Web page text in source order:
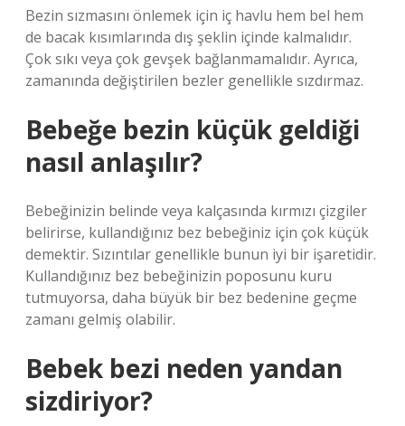
Bezin sızmasını önlemek için iç havlu hem bel hem
de bacak kısımlarında dış şeklin içinde kalmalıdır.
Çok sıkı veya çok gevşek bağlanmamalıdır. Ayrıca,
zamanında değiştirilen bezler genellikle sızdırmaz.
Bebeğe bezin küçük geldiği
nasıl anlaşılır?
Bebeğinizin belinde veya kalçasında kırmızı çizgiler
belirirse, kullandığınız bez bebeğiniz için çok küçük
demektir. Sızıntılar genellikle bunun iyi bir işaretidir.
Kullandığınız bez bebeğinizin poposunu kuru
tutmuyorsa, daha büyük bir bez bedenine geçme
zamanı gelmiş olabilir.
Bebek bezi neden yandan
sizdiriyor?